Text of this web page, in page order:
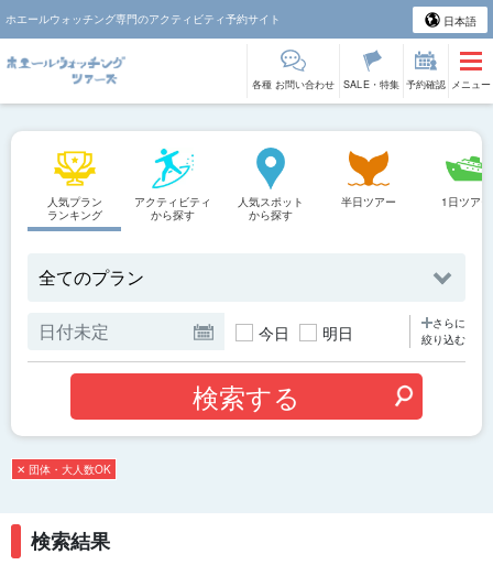
ホエールウォッチング専門のアクティビティ予約サイト 日本語
各種 お問い合わせ SALE・特集 予約確認 メニュー
人気プラン
ランキング
アクティビティ
から探す
人気スポット
から探す
半日ツアー 1日ツアー
今日 明日
さらに
絞り込む
✕ 団体・大人数OK
検索結果